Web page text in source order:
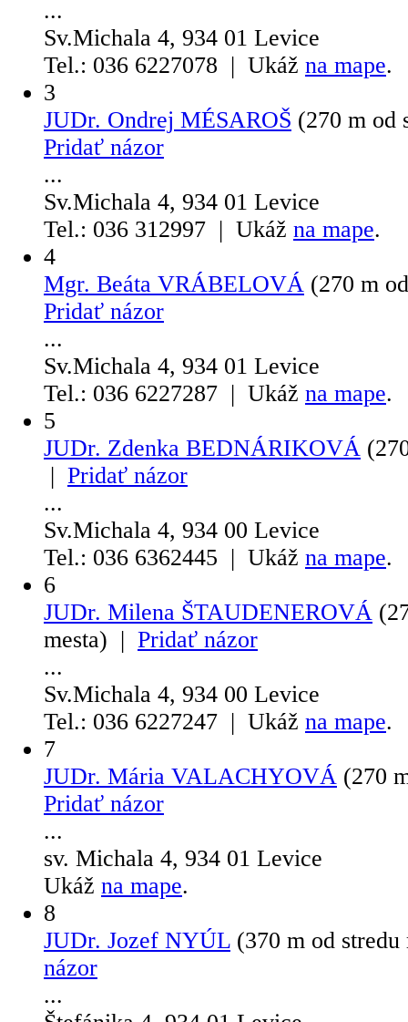
...
Sv.Michala 4, 934 01 Levice
Tel.: 036 6227078 | Ukáž na mape.
3
JUDr. Ondrej MÉSAROŠ (270 m od
Pridať názor
...
Sv.Michala 4, 934 01 Levice
Tel.: 036 312997 | Ukáž na mape.
4
Mgr. Beáta VRÁBELOVÁ (270 m
Pridať názor
...
Sv.Michala 4, 934 01 Levice
Tel.: 036 6227287 | Ukáž na mape.
5
JUDr. Zdenka BEDNÁRIKOVÁ
| Pridať názor
...
Sv.Michala 4, 934 00 Levice
Tel.: 036 6362445 | Ukáž na mape.
6
JUDr. Milena ŠTAUDENEROVÁ
mesta) | Pridať názor
...
Sv.Michala 4, 934 00 Levice
Tel.: 036 6227247 | Ukáž na mape.
7
JUDr. Mária VALACHYOVÁ (270
Pridať názor
...
sv. Michala 4, 934 01 Levice
Ukáž na mape.
8
JUDr. Jozef NYÚL (370 m od
názor
...